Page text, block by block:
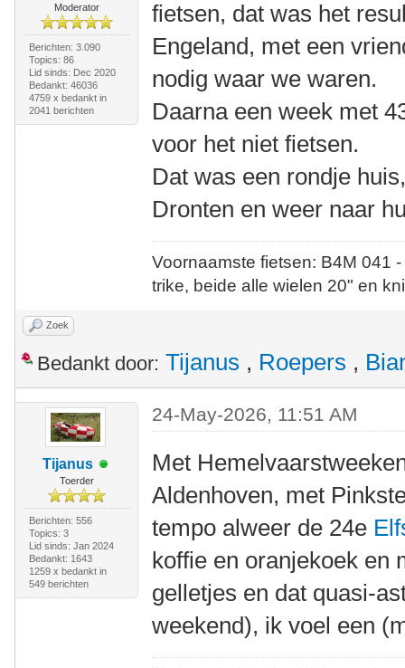
Moderator
Berichten: 3.090
Topics: 86
Lid sinds: Dec 2020
Bedankt: 46036
4759 x bedankt in
2041 berichten
fietsen, dat was het
Engeland, met een
nodig waar we waren.
Daarna een week met
voor het niet fietsen.
Dat was een rondje
Dronten en weer naar
Voornaamste fietsen: B4M
trike, beide alle wielen 20" en
Zoek
Bedankt door: Tijanus , Roepers ,
Tijanus
Toerder
Berichten: 556
Topics: 3
Lid sinds: Jan 2024
Bedankt: 1643
1259 x bedankt in
549 berichten
24-May-2026, 11:51 AM
Met
Aldenhoven, met
tempo alweer de 24e
koffie en oranjekoek en
gelletjes en dat quasi-
weekend), ik voel een